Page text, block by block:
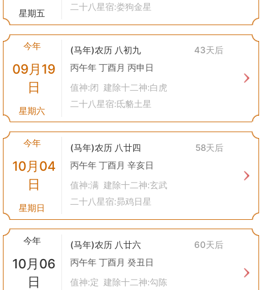
星期五
二十八星宿:娄狗金星
今年
09月19
日
星期六
(马年)农历 八初九
43天后
丙午年 丁酉月 丙申日
值神:闭 建除十二神:白虎
二十八星宿:氐貉土星
今年
10月04
日
星期日
(马年)农历 八廿四
58天后
丙午年 丁酉月 辛亥日
值神:满 建除十二神:玄武
二十八星宿:昴鸡日星
今年
10月06
日
(马年)农历 八廿六
60天后
丙午年 丁酉月 癸丑日
值神:定 建除十二神:勾陈